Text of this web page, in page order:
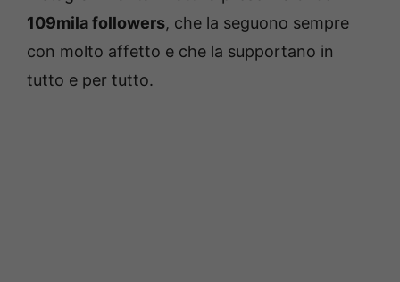
109mila followers, che la seguono sempre
con molto affetto e che la supportano in
tutto e per tutto.